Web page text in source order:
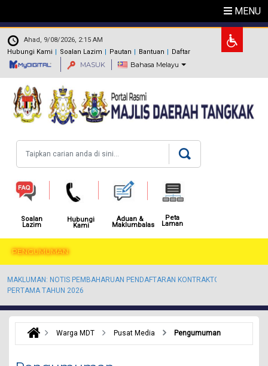
MENU
.
Ahad, 9/08/2026, 2:15 AM
Hubungi Kami
Soalan Lazim Pautan Bantuan Daftar
MASUK Bahasa Melayu
Soalan
Lazim
Hubungi
Kami
Aduan &
Maklumbalas
Peta
Laman
PENGUMUMAN
MAKLUMAN: NOTIS PEMBAHARUAN PENDAFTARAN KONTRAKTOR KALI
PERTAMA TAHUN 2026
Warga MDT Pusat Media Pengumuman